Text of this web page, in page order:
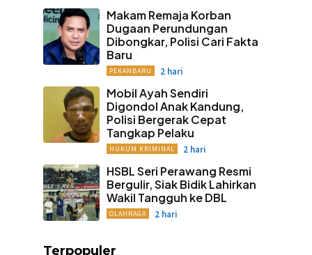
Makam Remaja Korban
Dugaan Perundungan
Dibongkar, Polisi Cari Fakta
Baru
PEKANBARU 2 hari
Mobil Ayah Sendiri
Digondol Anak Kandung,
Polisi Bergerak Cepat
Tangkap Pelaku
HUKUM KRIMINAL 2 hari
HSBL Seri Perawang Resmi
Bergulir, Siak Bidik Lahirkan
Wakil Tangguh ke DBL
OLAHRAGA 2 hari
Terpopuler